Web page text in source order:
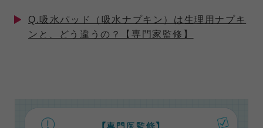
Q.吸水パッド（吸水ナプキン）は生理用ナプキ
ンと、どう違うの？【専門家監修】